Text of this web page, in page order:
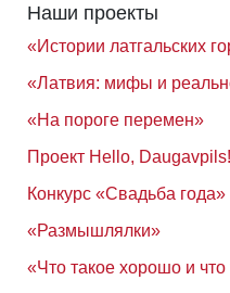
Наши проекты
«Истории латгальских
«Латвия: мифы и
«На пороге перемен»
Проект Hello, Daugavpils!
Конкурс «Свадьба года»
«Размышлялки»
«Что такое хорошо и что